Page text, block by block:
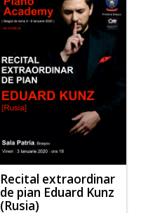
Recital extraordinar
de pian Eduard Kunz
(Rusia)